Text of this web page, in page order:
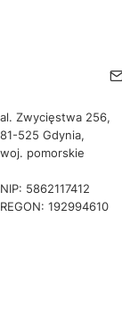
al. Zwycięstwa 256,
81-525 Gdynia,
woj. pomorskie
NIP: 5862117412
REGON: 192994610